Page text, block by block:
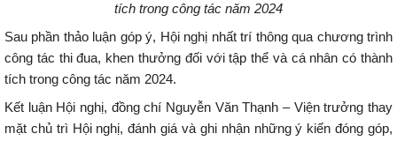
tích trong công tác năm 2024
Sau phần thảo luận góp ý, Hội nghị nhất trí thông qua chương trình
công tác thi đua, khen thưởng đối với tập thể và cá nhân có thành
tích trong công tác năm 2024.
Kết luận Hội nghị, đồng chí Nguyễn Văn Thạnh – Viện trưởng thay
mặt chủ trì Hội nghị, đánh giá và ghi nhận những ý kiến đóng góp,